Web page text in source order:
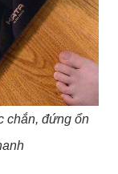
chắn, đứng ổn